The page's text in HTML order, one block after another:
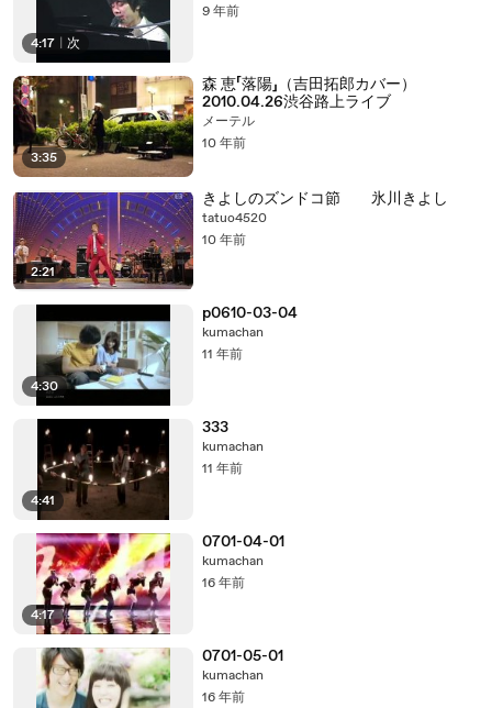
4:17 次
9 年前
3:35
森 恵「落陽」（吉田拓郎カバー）
2010.04.26渋谷路上ライブ
メーテル
10 年前
2:21
きよしのズンドコ節 氷川きよし
tatuo4520
10 年前
4:30
p0610-03-04
kumachan
11 年前
4:41
333
kumachan
11 年前
4:17
0701-04-01
kumachan
16 年前
0701-05-01
kumachan
16 年前